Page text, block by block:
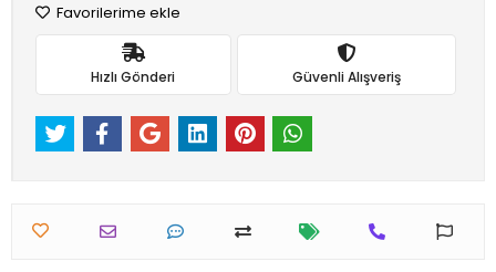
Favorilerime ekle
Hızlı Gönderi Güvenli Alışveriş